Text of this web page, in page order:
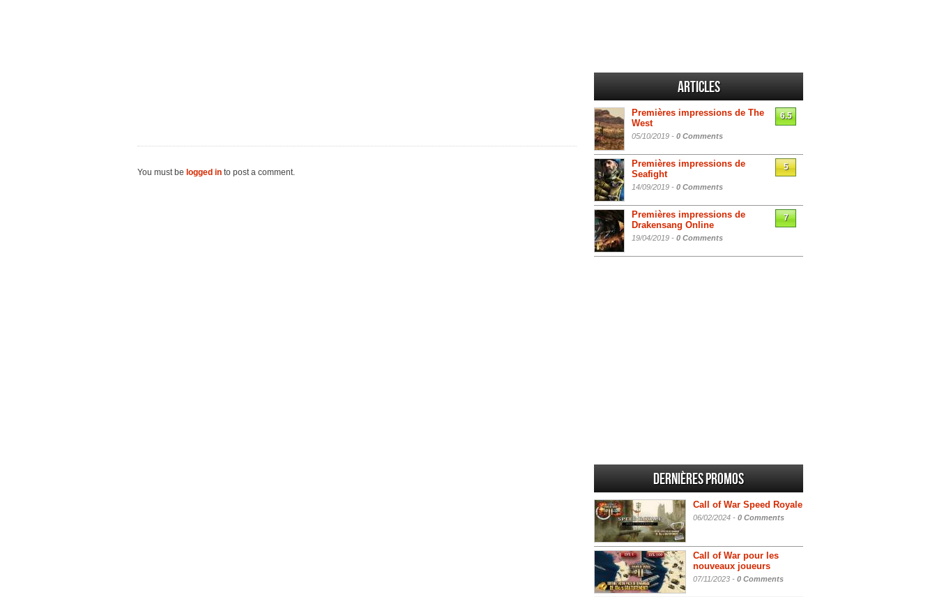
You must be logged in to post a comment.
Articles
Premières impressions de The
West
05/10/2019 - 0 Comments
6.5
Premières impressions de
Seafight
14/09/2019 - 0 Comments
5
Premières impressions de
Drakensang Online
19/04/2019 - 0 Comments
7
Dernières promos
Call of War Speed Royale
06/02/2024 - 0 Comments
Call of War pour les
nouveaux joueurs
07/11/2023 - 0 Comments